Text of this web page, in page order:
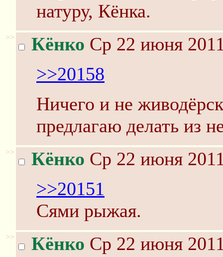
натуру, Кёнка.
>> Кёнко Ср 22 июня
>>20158
Ничего и не
предлагаю делать из
>> Кёнко Ср 22 июня
>>20151
Сями рыжая.
>> Кёнко Ср 22 июня